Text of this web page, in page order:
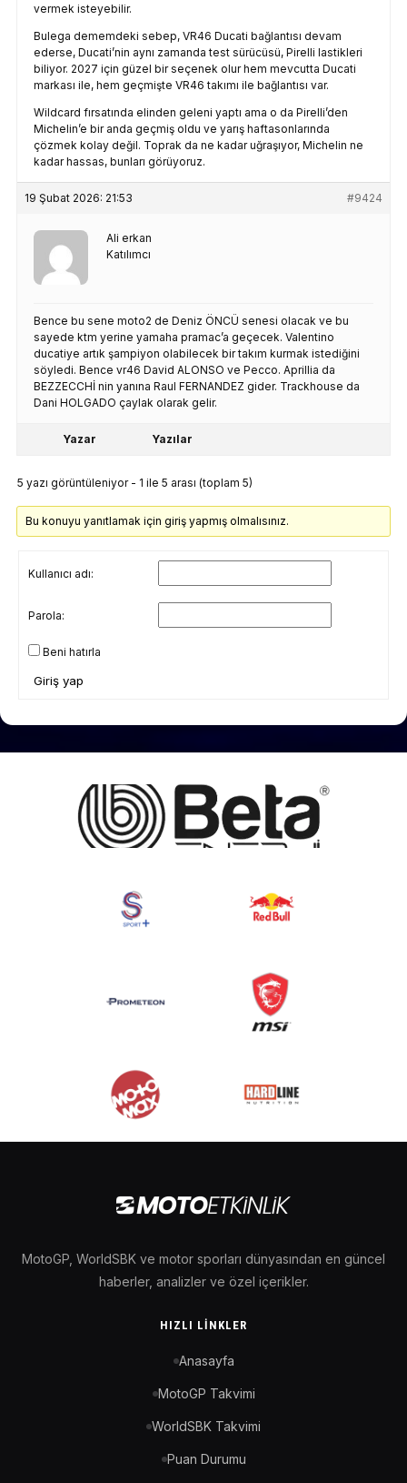
vermek isteyebilir.
Bulega dememdeki sebep, VR46 Ducati bağlantısı devam
ederse, Ducati’nin aynı zamanda test sürücüsü, Pirelli lastikleri
biliyor. 2027 için güzel bir seçenek olur hem mevcutta Ducati
markası ile, hem geçmişte VR46 takımı ile bağlantısı var.
Wildcard fırsatında elinden geleni yaptı ama o da Pirelli’den
Michelin’e bir anda geçmiş oldu ve yarış haftasonlarında
çözmek kolay değil. Toprak da ne kadar uğraşıyor, Michelin ne
kadar hassas, bunları görüyoruz.
19 Şubat 2026: 21:53 #9424
Ali erkan
Katılımcı
Bence bu sene moto2 de Deniz ÖNCÜ senesi olacak ve bu
sayede ktm yerine yamaha pramac’a geçecek. Valentino
ducatiye artık şampiyon olabilecek bir takım kurmak istediğini
söyledi. Bence vr46 David ALONSO ve Pecco. Aprillia da
BEZZECCHİ nin yanına Raul FERNANDEZ gider. Trackhouse da
Dani HOLGADO çaylak olarak gelir.
Yazar Yazılar
5 yazı görüntüleniyor - 1 ile 5 arası (toplam 5)
Bu konuyu yanıtlamak için giriş yapmış olmalısınız.
Kullanıcı adı:
Parola:
Beni hatırla
Giriş yap
MotoGP, WorldSBK ve motor sporları dünyasından en güncel
haberler, analizler ve özel içerikler.
HIZLI LINKLER
Anasayfa
MotoGP Takvimi
WorldSBK Takvimi
Puan Durumu